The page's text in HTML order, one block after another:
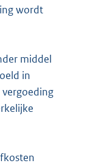
wordt
middel
in